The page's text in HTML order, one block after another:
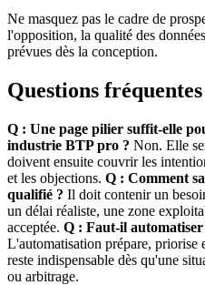
Ne masquez pas le cadre de
l'opposition, la qualité des
prévues dès la conception.
Questions fréquentes
Q : Une page pilier suffit-elle
industrie BTP pro ? Non. Elle
doivent ensuite couvrir les
et les objections. Q : Comment
qualifié ? Il doit contenir un
un délai réaliste, une zone
acceptée. Q : Faut-il
L'automatisation prépare, priorise
reste indispensable dès qu'une
ou arbitrage.